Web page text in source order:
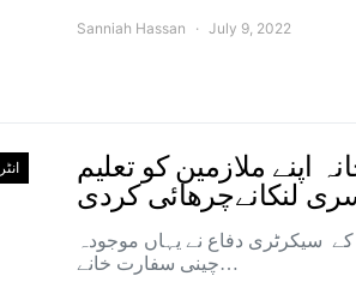
Sanniah Hassan July 9, 2022
اپنے ملازمین کو تعلیم
:سری لنکانےچرھائی کردی
سیکرٹری دفاع نے یہاں موجودہ
چینی سفارت خانے…